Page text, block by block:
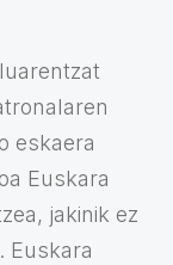
eskaera
Euskara
jakinik ez
Euskara